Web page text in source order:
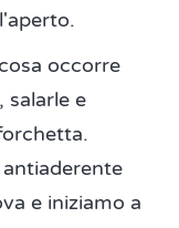
occorre
salarle e
e iniziamo a